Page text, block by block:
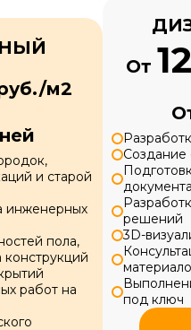
м2
и старой
инженерных
пола,
конструкций
работ на
От
Создание
решений
3D-
под ключ